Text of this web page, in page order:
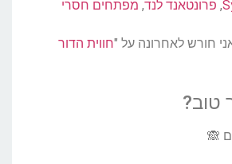
, פרונטאנד לנד, מפתחים חסרי
חורש לאחרונה על "חווית הדור
טוב?
🙈